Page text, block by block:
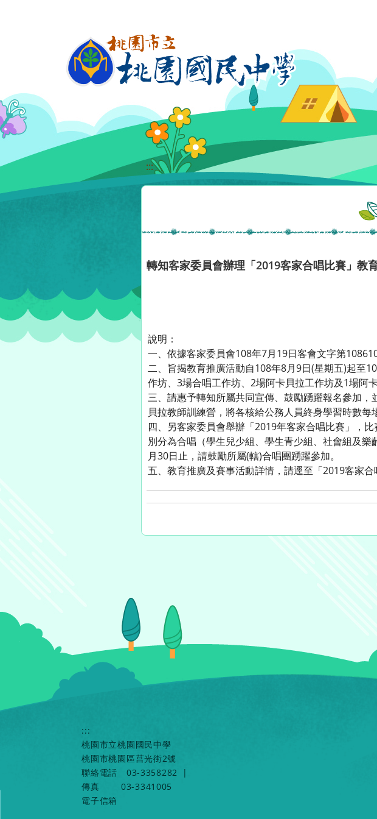
:::
轉知客家委員會辦理「2019客家合唱比賽」教
說明：
一、依據客家委員會108年7月19日客會文字第
二、旨揭教育推廣活動自108年8月9日(星期五)起至
作坊、3場合唱工作坊、2場阿卡貝拉工作坊及1場阿
三、請惠予轉知所屬共同宣傳、鼓勵踴躍報名參加
貝拉教師訓練營，將各核給公務人員終身學習時數每
四、另客家委員會舉辦「2019年客家合唱比賽」，
別分為合唱（學生兒少組、學生青少組、社會組及
月30日止，請鼓勵所屬(轄)合唱團踴躍參加。
五、教育推廣及賽事活動詳情，請逕至「2019客家
:::
桃園市立桃園國民中學
桃園市桃園區莒光街2號
聯絡電話
03-3358282
|
傳真
03-3341005
電子信箱